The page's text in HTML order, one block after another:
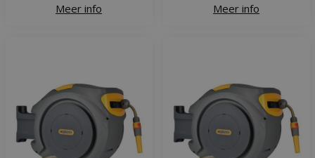
Meer info Meer info